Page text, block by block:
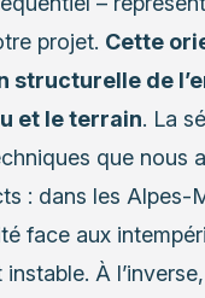
projet. Cette
de
et le terrain. La
que nous
: dans les Alpes-
face aux
À